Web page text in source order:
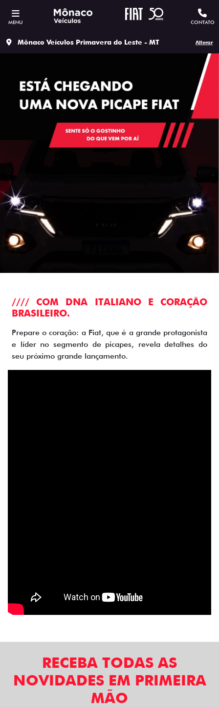
MENU CONTATO
Mônaco Veículos Primavera do Leste - MT Alterar
//// COM DNA ITALIANO E CORAÇÃO
BRASILEIRO.
Prepare o coração: a Fiat, que é a grande protagonista
e líder no segmento de picapes, revela detalhes do
seu próximo grande lançamento.
RECEBA TODAS AS
NOVIDADES EM PRIMEIRA
MÃO